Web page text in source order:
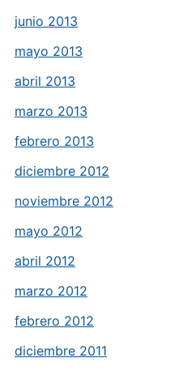
junio 2013
mayo 2013
abril 2013
marzo 2013
febrero 2013
diciembre 2012
noviembre 2012
mayo 2012
abril 2012
marzo 2012
febrero 2012
diciembre 2011